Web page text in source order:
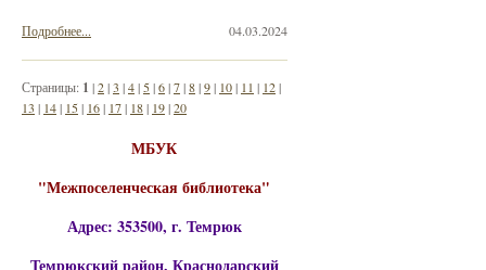
04.03.2024
Подробнее...
Страницы: 1 |2|3 |4| 5|6|7|8|9| 10| 11 | 12|
13 | 14| 15| 16| 17| 18| 19|20
МБУК
"Межпоселенческая библиотека"
Адрес: 353500, г. Темрюк
Темрюкский район, Краснодарский